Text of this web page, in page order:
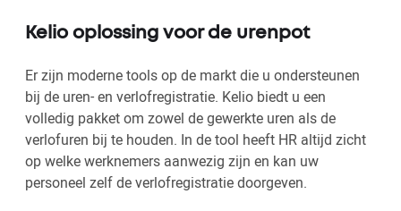
Kelio oplossing voor de urenpot
Er zijn moderne tools op de markt die u ondersteunen
bij de uren- en verlofregistratie. Kelio biedt u een
volledig pakket om zowel de gewerkte uren als de
verlofuren bij te houden. In de tool heeft HR altijd zicht
op welke werknemers aanwezig zijn en kan uw
personeel zelf de verlofregistratie doorgeven.